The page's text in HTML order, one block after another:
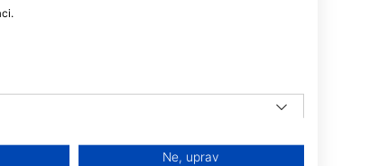
lokalitu
Ne, uprav